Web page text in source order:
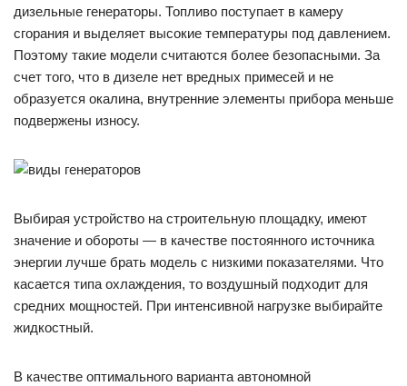
дизельные генераторы. Топливо поступает в камеру
сгорания и выделяет высокие температуры под давлением.
Поэтому такие модели считаются более безопасными. За
счет того, что в дизеле нет вредных примесей и не
образуется окалина, внутренние элементы прибора меньше
подвержены износу.
Выбирая устройство на строительную площадку, имеют
значение и обороты — в качестве постоянного источника
энергии лучше брать модель с низкими показателями. Что
касается типа охлаждения, то воздушный подходит для
средних мощностей. При интенсивной нагрузке выбирайте
жидкостный.
В качестве оптимального варианта автономной